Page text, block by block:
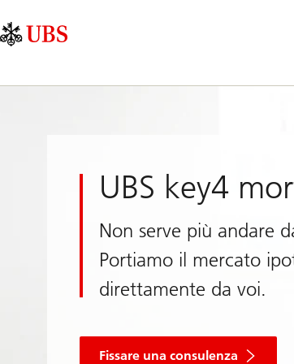
Area
principale
UBS key4
Non serve più andare
Portiamo il mercato
direttamente da voi.
Fissare una consulenza